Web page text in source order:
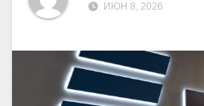
ИЮН 8, 2026